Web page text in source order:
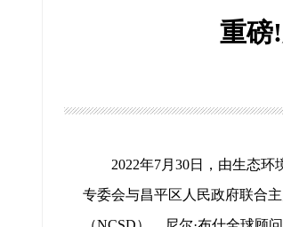
重磅
2022年7月30日，由生态环
专委会与昌平区人民政府联合